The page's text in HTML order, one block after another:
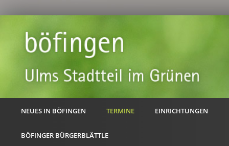
NEUES IN BÖFINGEN TERMINE EINRICHTUNGEN
BÖFINGER BÜRGERBLÄTTLE